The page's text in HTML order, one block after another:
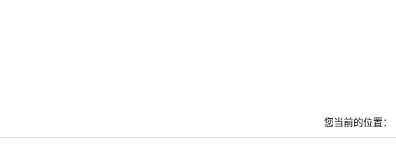
您当前的位置：